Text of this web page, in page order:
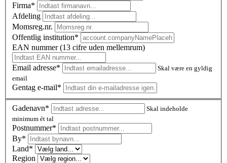
Firma*
Afdeling
Momsreg.nr.
Offentlig institution*
EAN nummer (13 cifre uden mellemrum)
Email adresse*
Skal være en gyldig
email
Gentag e-mail*
Gadenavn*
Skal indeholde
minimum ét tal
Postnummer*
By*
Land*
Region